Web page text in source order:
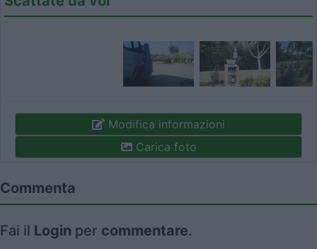
Modifica informazioni
Carica foto
Commenta
Fai il Login per commentare.